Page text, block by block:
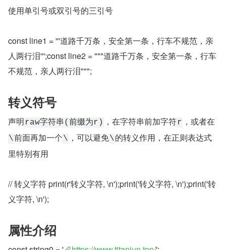
使用单引号或双引号的三引号
const line1 = '''道路千万条，安全第一条，行车不规范，亲
人两行泪''';const line2 = """道路千万条，安全第一条，行车
不规范，亲人两行泪""";
转义符号
声明 raw字符串(前缀为r) ，在字符串前加字符r ，或者在
\前面再加一个\ ，可以避免\的转义作用，在正则表达式
里特别有用
// 转义字符 print(r'转义字符, \n');print('转义字符, \n');print('转
义字符, \n');
属性介绍